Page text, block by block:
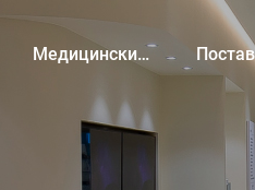
Медицинские услуги Поставщики